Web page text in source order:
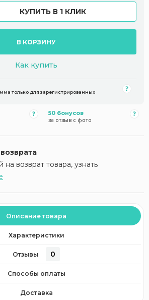
КУПИТЬ В 1 КЛИК
В КОРЗИНУ
Как купить
только для зарегистрированных
50 бонусов
за отзыв с фото
возврат товара, узнать
Описание товара
Характеристики
Отзывы 0
Способы оплаты
Доставка